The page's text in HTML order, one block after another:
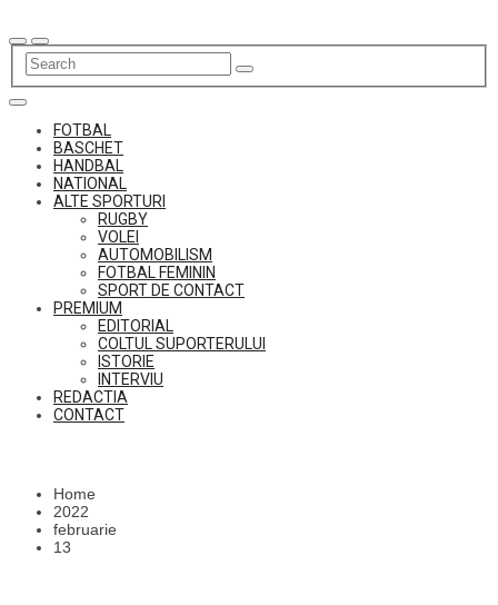
to
content
FOTBAL
BASCHET
HANDBAL
NATIONAL
ALTE SPORTURI
RUGBY
VOLEI
AUTOMOBILISM
FOTBAL FEMININ
SPORT DE CONTACT
PREMIUM
EDITORIAL
COLTUL SUPORTERULUI
ISTORIE
INTERVIU
REDACTIA
CONTACT
Home
2022
februarie
13